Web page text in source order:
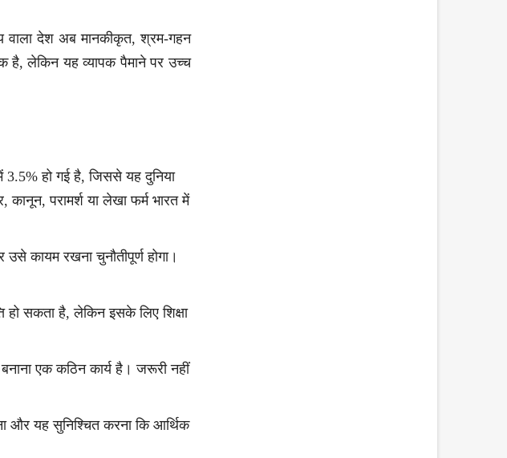
वाला देश अब मानकीकृत, श्रम-गहन
है, लेकिन यह व्यापक पैमाने पर उच्च
3.5% हो गई है, जिससे यह दुनिया
परामर्श या लेखा फर्म भारत में
कायम रखना चुनौतीपूर्ण होगा।
हो सकता है, लेकिन इसके लिए शिक्षा
बनाना एक कठिन कार्य है। जरूरी नहीं
और यह सुनिश्चित करना कि आर्थिक